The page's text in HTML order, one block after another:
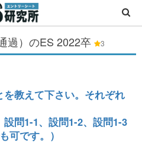
過）のES 2022卒 3
教えて下さい。それぞれ
設問1-1、設問1-2、設問1-3
可です。）